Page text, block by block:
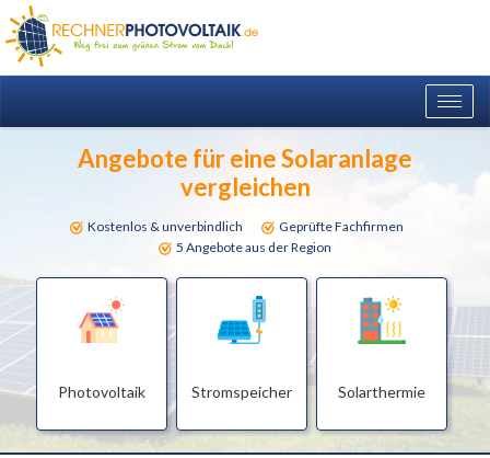
Angebote für eine Solaranlage
vergleichen
Kostenlos & unverbindlich
Geprüfte Fachfirmen
5 Angebote aus der Region
Photovoltaik Stromspeicher Solarthermie